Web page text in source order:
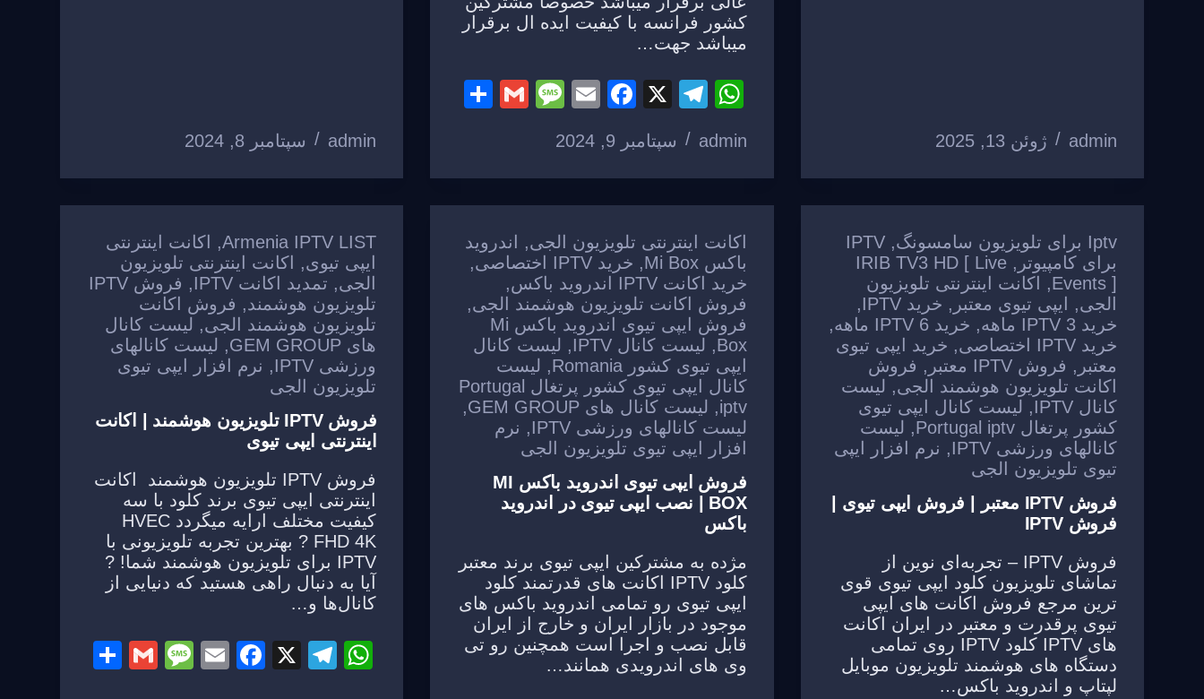
admin ژوئن 13, 2025
کشور فرانسه با کیفیت ایده ال برقرار
میباشد جهت…
W
at
s
A
p
p
T
e
gr
a
m
X
F
c
e
b
o
o
k
E
ail
M
a
g
e
G
e
admin سپتامبر 9, 2024 admin سپتامبر 8, 2024
Iptv برای تلویزیون سامسونگ ,
IPTV
برای کامپیوتر ,
IRIB TV3 HD [ Live
Events ]
,
اکانت اینترنتی تلویزیون
الجی, ایپی تیوی معتبر , خرید IPTV
,
خرید IPTV 3 ماهه
, خرید IPTV 6 ماهه
,
خرید IPTV اختصاصی
, خرید ایپی تیوی
معتبر , فروش IPTV معتبر , فروش
اکانت تلویزیون هوشمند الجی, لیست
کانال IPTV
, لیست کانال ایپی تیوی
کشور پرتغال Portugal iptv
, لیست
کانالهای ورزشی IPTV
, نرم افزار ایپی
تیوی تلویزیون الجی
فروش IPTV معتبر | فروش ایپی تیوی |
فروش IPTV
فروش IPTV – تجربه‌ای نوین از
تماشای تلویزیون کلود ایپی تیوی قوی
ترین مرجع فروش اکانت های ایپی
تیوی پرقدرت و معتبر در ایران اکانت
های IPTV کلود IPTV روی تمامی
دستگاه های هوشمند تلویزیون موبایل
لپتاپ و اندروید باکس…
اکانت اینترنتی تلویزیون الجی,
اندروید
باکس Mi Box
, خرید IPTV اختصاصی
,
خرید اکانت IPTV اندروید باکس
,
فروش اکانت تلویزیون هوشمند الجی,
فروش ایپی تیوی اندروید باکس Mi
Box
, لیست کانال IPTV , لیست کانال
ایپی تیوی کشور Romania
, لیست
کانال ایپی تیوی کشور پرتغال Portugal
iptv
, لیست کانال های GEM GROUP
,
لیست کانالهای ورزشی IPTV
, نرم
افزار ایپی تیوی تلویزیون الجی
فروش ایپی تیوی اندروید باکس MI
BOX | نصب ایپی تیوی در اندروید
باکس
مژده به مشترکین ایپی تیوی برند معتبر
کلود IPTV اکانت های قدرتمند کلود
ایپی تیوی رو تمامی اندروید باکس های
موجود در بازار ایران و خارج از ایران
قابل نصب و اجرا است همچنین رو تی
وی های اندرویدی همانند…
Armenia IPTV LIST
,
اکانت اینترنتی
ایپی تیوی,
اکانت اینترنتی تلویزیون
الجی, تمدید اکانت IPTV ,
فروش IPTV
تلویزیون هوشمند, فروش اکانت
تلویزیون هوشمند الجی, لیست کانال
های GEM GROUP
, لیست کانالهای
ورزشی IPTV
, نرم افزار ایپی تیوی
تلویزیون الجی
فروش IPTV تلویزیون هوشمند | اکانت
اینترنتی ایپی تیوی
فروش IPTV تلویزیون هوشمند اکانت
اینترنتی ایپی تیوی برند کلود با سه
کیفیت مختلف ارایه میگردد HVEC
FHD 4K ? بهترین تجربه تلویزیونی با
IPTV برای تلویزیون هوشمند شما! ?
آیا به دنبال راهی هستید که دنیایی از
کانال‌ها و…
W
T
X
F
E
M
G
S